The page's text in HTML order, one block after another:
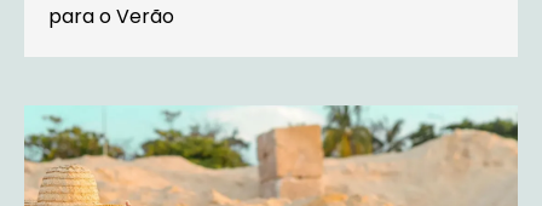
para o Verão